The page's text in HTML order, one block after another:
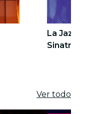
La Jazz
Sinatra y
Ver todo